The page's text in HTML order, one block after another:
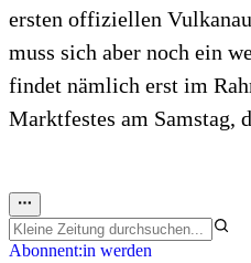
ersten offiziellen
muss sich aber noch ein
findet nämlich erst im
Marktfestes am Samstag,
Abonnent:in werden